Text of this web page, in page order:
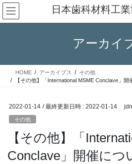
コ
ン
テ
ス
ナ
ビ
ゲ
ン
日本歯科材料工
アーカイ
HOME アーカイブス
その他
【その他】「International MSME Conclave」開
2022-01-14 / 最終更新日時 : 2022-01-14
その他
【その他】「
Conclave」開催につ